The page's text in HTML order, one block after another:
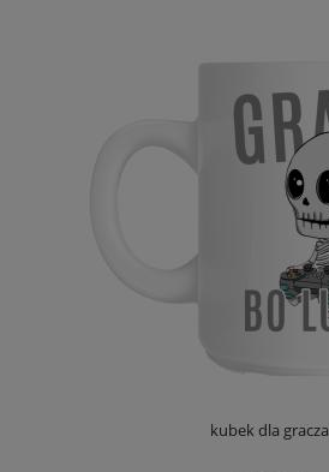
kubek dla gracza